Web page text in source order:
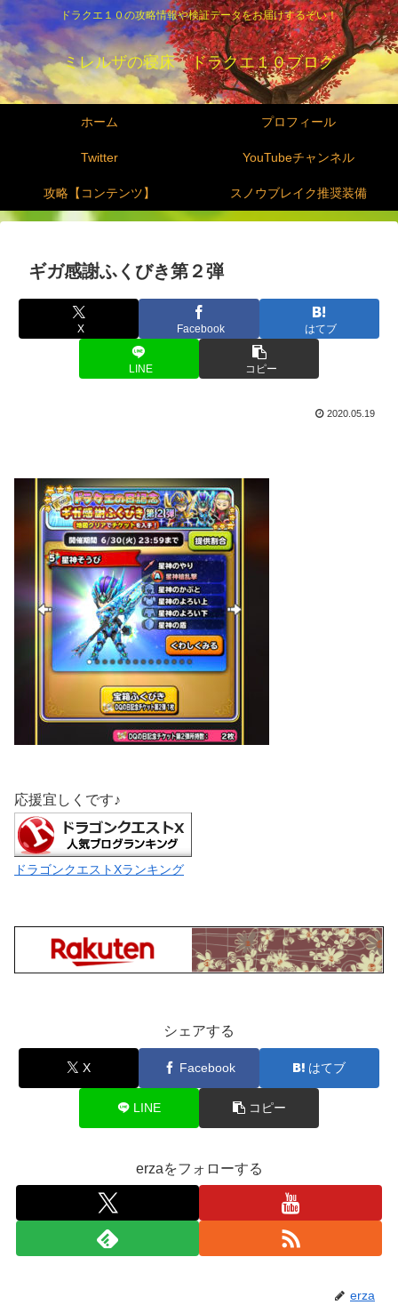
ドラクエ１０の攻略情報や検証データをお届けするぞい！
ミレルザの寝床 ドラクエ１０ブログ
ホーム プロフィール
Twitter YouTubeチャンネル
攻略【コンテンツ】 スノウブレイク推奨装備
ギガ感謝ふくびき第２弾
X Facebook はてブ
LINE コピー
2020.05.19
応援宜しくです♪
ドラゴンクエストXランキング
シェアする
X Facebook はてブ
LINE コピー
erzaをフォローする
erza